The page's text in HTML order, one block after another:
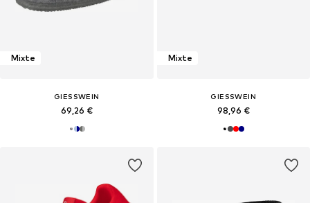
Mixte
GIESSWEIN
69,26 €
Mixte
GIESSWEIN
98,96 €